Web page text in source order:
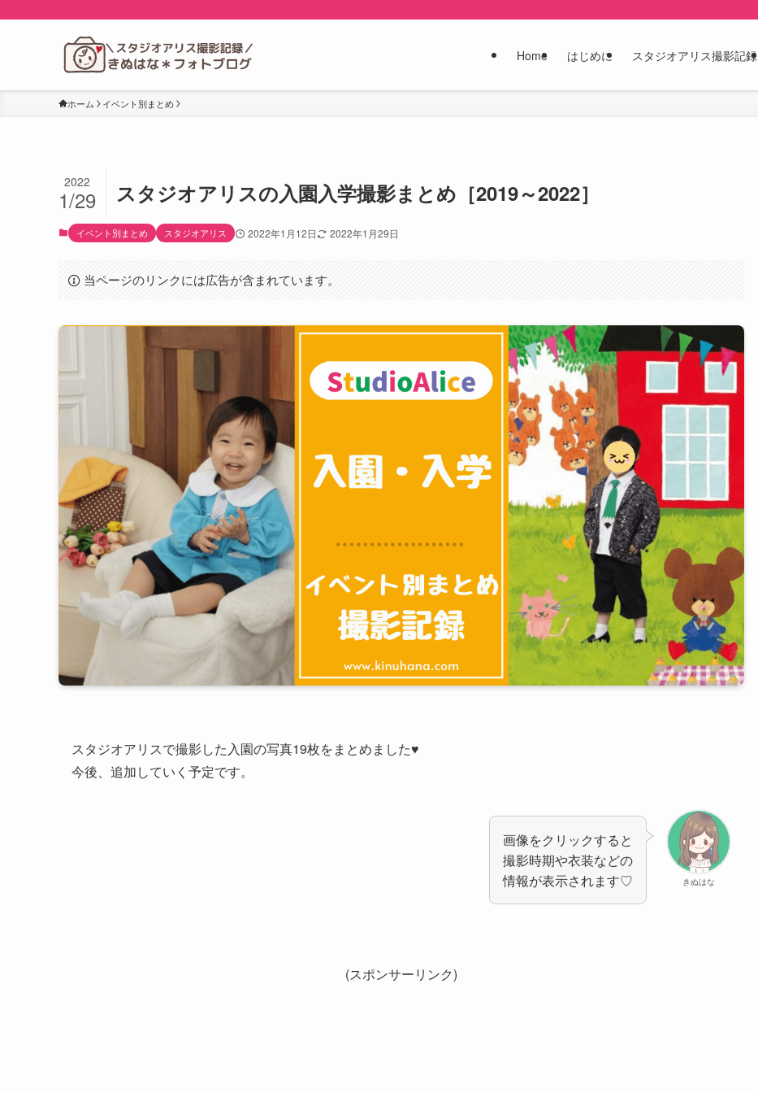
Home はじめに スタジオアリス撮影記録
ホーム イベント別まとめ
スタジオアリスの入園入学撮影まとめ［2019～2022］
2022
1/29
イベント別まとめ スタジオアリス 2022年1月12日 2022年1月29日
当ページのリンクには広告が含まれています。
スタジオアリスで撮影した入園の写真19枚をまとめました♥
今後、追加していく予定です。
きぬはな
画像をクリックすると
撮影時期や衣装などの
情報が表示されます♡
(スポンサーリンク)